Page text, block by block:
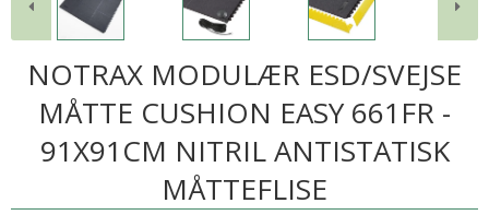
NOTRAX MODULÆR ESD/SVEJSE
MÅTTE CUSHION EASY 661FR -
91X91CM NITRIL ANTISTATISK
MÅTTEFLISE